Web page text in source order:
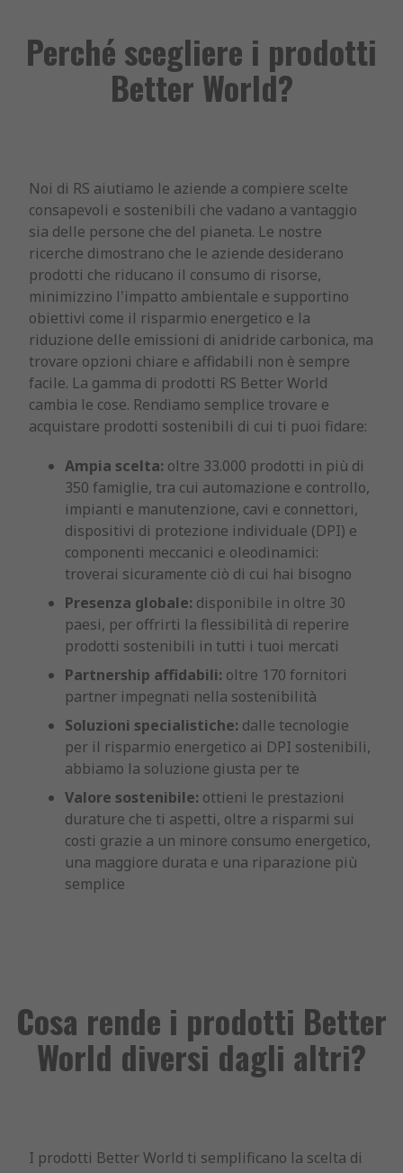
Perché scegliere i prodotti
Better World?
Noi di RS aiutiamo le aziende a compiere scelte
consapevoli e sostenibili che vadano a vantaggio
sia delle persone che del pianeta. Le nostre
ricerche dimostrano che le aziende desiderano
prodotti che riducano il consumo di risorse,
minimizzino l'impatto ambientale e supportino
obiettivi come il risparmio energetico e la
riduzione delle emissioni di anidride carbonica, ma
trovare opzioni chiare e affidabili non è sempre
facile. La gamma di prodotti RS Better World
cambia le cose. Rendiamo semplice trovare e
acquistare prodotti sostenibili di cui ti puoi fidare:
Ampia scelta: oltre 33.000 prodotti in più di
350 famiglie, tra cui automazione e controllo,
impianti e manutenzione, cavi e connettori,
dispositivi di protezione individuale (DPI) e
componenti meccanici e oleodinamici:
troverai sicuramente ciò di cui hai bisogno
Presenza globale: disponibile in oltre 30
paesi, per offrirti la flessibilità di reperire
prodotti sostenibili in tutti i tuoi mercati
Partnership affidabili: oltre 170 fornitori
partner impegnati nella sostenibilità
Soluzioni specialistiche: dalle tecnologie
per il risparmio energetico ai DPI sostenibili,
abbiamo la soluzione giusta per te
Valore sostenibile: ottieni le prestazioni
durature che ti aspetti, oltre a risparmi sui
costi grazie a un minore consumo energetico,
una maggiore durata e una riparazione più
semplice
Cosa rende i prodotti Better
World diversi dagli altri?
I prodotti Better World ti semplificano la scelta di